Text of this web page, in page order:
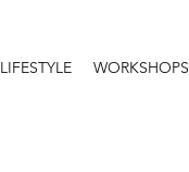
LIFESTYLE WORKSHOPS